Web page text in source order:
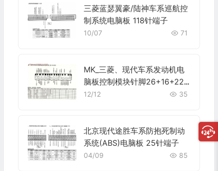
三菱蓝瑟翼豪/陆神车系巡航控
制系统电脑板 118针端子
10/07 71
MK_三菱、现代车系发动机电
脑板控制模块针脚26+16+22
针 5 端子图
12/12 35
北京现代途胜车系防抱死制动
系统(ABS)电脑板 25针端子
04/09 85